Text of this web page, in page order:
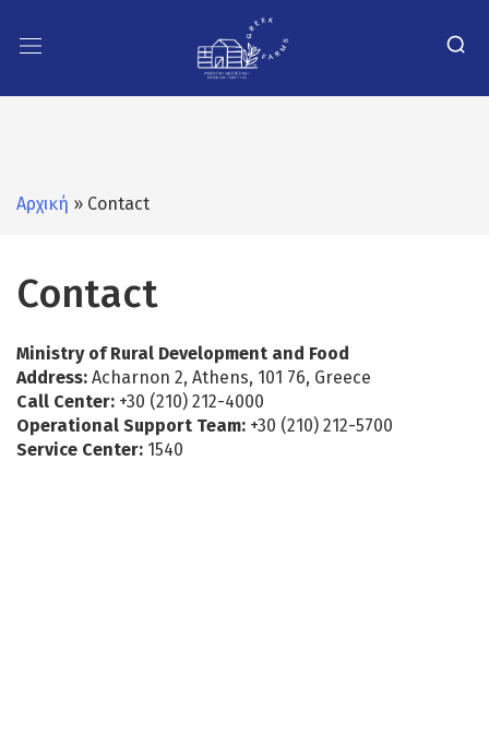
Αρχική » Contact
Contact
Ministry of Rural Development and Food
Address: Acharnon 2, Athens, 101 76, Greece
Call Center: +30 (210) 212-4000
Operational Support Team: +30 (210) 212-5700
Service Center: 1540